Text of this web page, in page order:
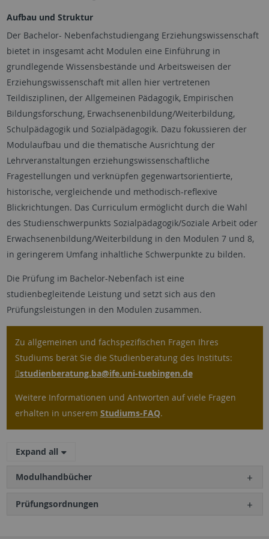
Aufbau und Struktur
Der Bachelor- Nebenfachstudiengang Erziehungswissenschaft
bietet in insgesamt acht Modulen eine Einführung in
grundlegende Wissensbestände und Arbeitsweisen der
Erziehungswissenschaft mit allen hier vertretenen
Teildisziplinen, der Allgemeinen Pädagogik, Empirischen
Bildungsforschung, Erwachsenenbildung/Weiterbildung,
Schulpädagogik und Sozialpädagogik. Dazu fokussieren der
Modulaufbau und die thematische Ausrichtung der
Lehrveranstaltungen erziehungswissenschaftliche
Fragestellungen und verknüpfen gegenwartsorientierte,
historische, vergleichende und methodisch-reflexive
Blickrichtungen. Das Curriculum ermöglicht durch die Wahl
des Studienschwerpunkts Sozialpädagogik/Soziale Arbeit oder
Erwachsenenbildung/Weiterbildung in den Modulen 7 und 8,
in geringerem Umfang inhaltliche Schwerpunkte zu bilden.
Die Prüfung im Bachelor-Nebenfach ist eine
studienbegleitende Leistung und setzt sich aus den
Prüfungsleistungen in den Modulen zusammen.
Zu allgemeinen und fachspezifischen Fragen Ihres
Studiums berät Sie die Studienberatung des Instituts:
studienberatung.ba@ife.uni-tuebingen.de
Weitere Informationen und Antworten auf viele Fragen
erhalten in unserem Studiums-FAQ.
Expand all
Modulhandbücher
Prüfungsordnungen